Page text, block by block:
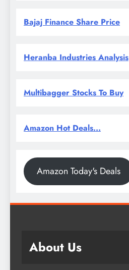
Bajaj Finance Share Price
Heranba Industries Analysis
Multibagger Stocks To Buy
Amazon Hot Deals...
Amazon Today's Deals
About Us